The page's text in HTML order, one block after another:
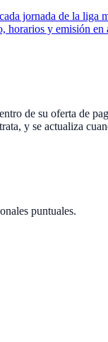
jornada de la liga
y emisión en
de su oferta de
y se actualiza
puntuales.